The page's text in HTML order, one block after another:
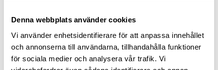
Denna webbplats använder cookies
Vi använder enhetsidentifierare för att anpassa innehållet
och annonserna till användarna, tillhandahålla funktioner
för sociala medier och analysera vår trafik. Vi
K9 Copperness
storlekar
För rödbruna pälsar
139kr
Show Tech Ear Buddy
389 kr